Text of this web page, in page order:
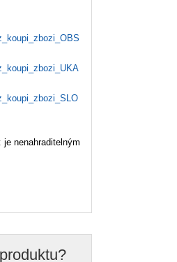
nenahraditelným